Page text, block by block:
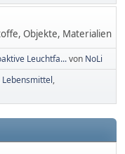
Objekte, Materialien
Leuchtfa...von NoLi
Lebensmittel